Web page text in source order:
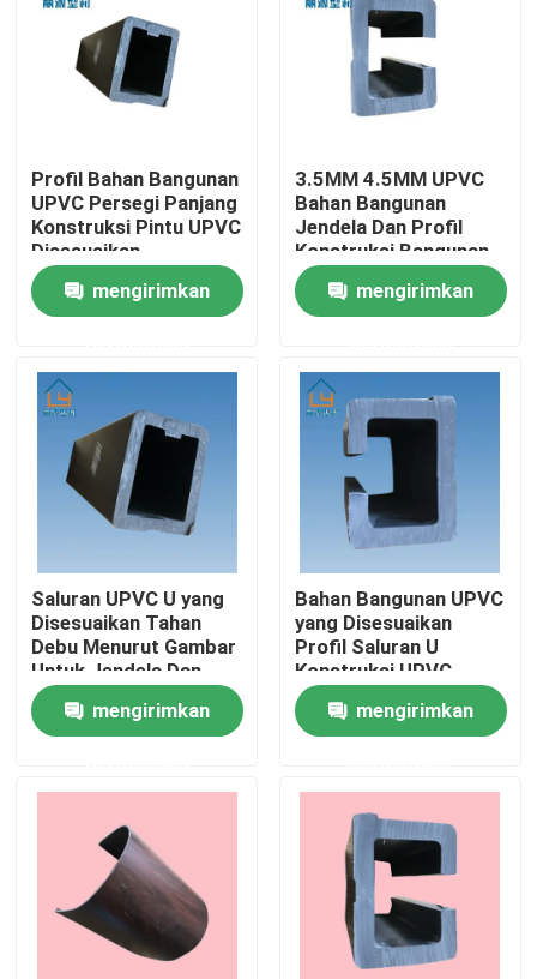
Rumah
video
Tentang kami
Tur Pabrik
Kontrol kualitas
Hubungi kami
Profil Pintu UPVC
Profil Jendela UPVC
Profil Bahan Bangunan
UPVC Persegi Panjang
Konstruksi Pintu UPVC
Disesuaikan
mengirimkan
3.5MM 4.5MM UPVC
Bahan Bangunan
Jendela Dan Profil
Konstruksi Bangunan
Pintu
mengirimkan
Saluran UPVC U yang
Disesuaikan Tahan
Debu Menurut Gambar
Untuk Jendela Dan
Pintu
mengirimkan
Bahan Bangunan UPVC
yang Disesuaikan
Profil Saluran U
Konstruksi UPVC
mengirimkan